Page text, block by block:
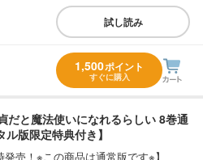
試し読み
1,500ポイント
すぐに購入
だと魔法使いになれるらしい 8巻通
版限定特典付き】
発売！※この商品は通常版です※】